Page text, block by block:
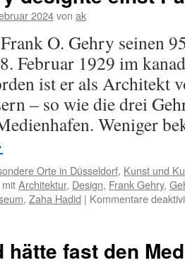
2024von ak
O. Gehry seinen
Februar 1929 im
ist er als Architekt
– so wie die drei
Weniger
Orte in Düsseldorf, Kunst und
Architektur, Design, Frank Gehry,
, Zaha Hadid | Kommentare
hätte fast den